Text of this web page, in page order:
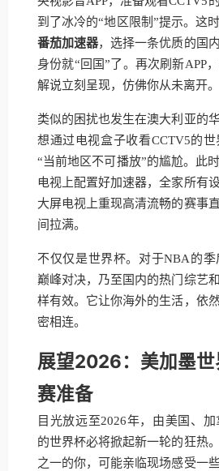
到了冰冷的“地区限制”提示。这
番茄加速器，选择一条优质的国
身份就“回国”了。再次刷新APP
解说立刻呈现，仿佛你从未离开。
类似的困扰也发生在澳大利亚的
想通过电视盒子收看CCTV5的
“当前地区不可播放”的尴尬。此
电视上配置好加速器，全家所有
大屏电视上重现高清流畅的赛事
间拉满。
不仅仅是世界杯。对于NBA的
巅峰对决，乃至国内的热门综艺
样有效。它让你海外的生活，依
密相连。
展望2026：美加墨
赛准备
目光放远至2026年，由美国、
的世界杯必将掀起新一轮的狂热
之一的你，可能亲临现场感受一